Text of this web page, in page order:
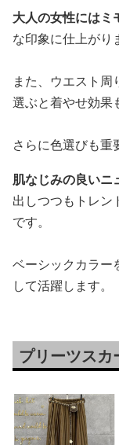
大人の女性にはミ
な印象に仕上がり
また、ウエスト
選ぶと着やせ効果
さらに色選びも重
肌なじみの良いニ
出しつつもトレン
です。
ベーシックカラー
して活躍します。
プリーツスカ